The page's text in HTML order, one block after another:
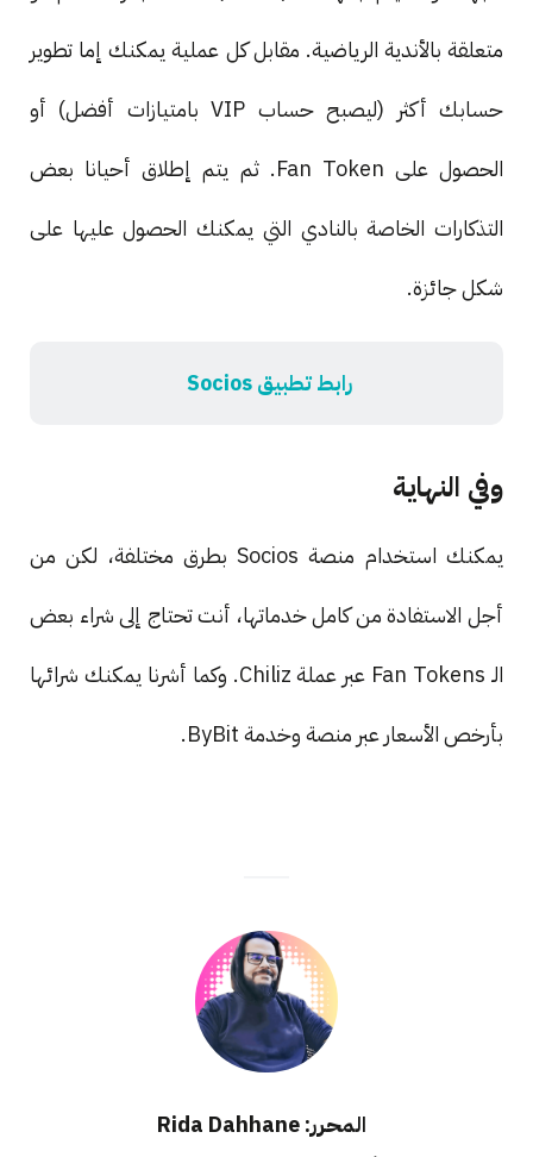
متعلقة بالأندية الرياضية. مقابل كل عملية يمكنك إما تطوير
حسابك أكثر (ليصبح حساب VIP بامتيازات أفضل) أو
الحصول على Fan Token. ثم يتم إطلاق أحيانا بعض
التذكارات الخاصة بالنادي التي يمكنك الحصول عليها على
شكل جائزة.
رابط تطبيق Socios
وفي النهاية
يمكنك استخدام منصة Socios بطرق مختلفة، لكن من
أجل الاستفادة من كامل خدماتها، أنت تحتاج إلى شراء بعض
الـ Fan Tokens عبر عملة Chiliz. وكما أشرنا يمكنك شرائها
بأرخص الأسعار عبر منصة وخدمة ByBit.
المحرر: Rida Dahhane